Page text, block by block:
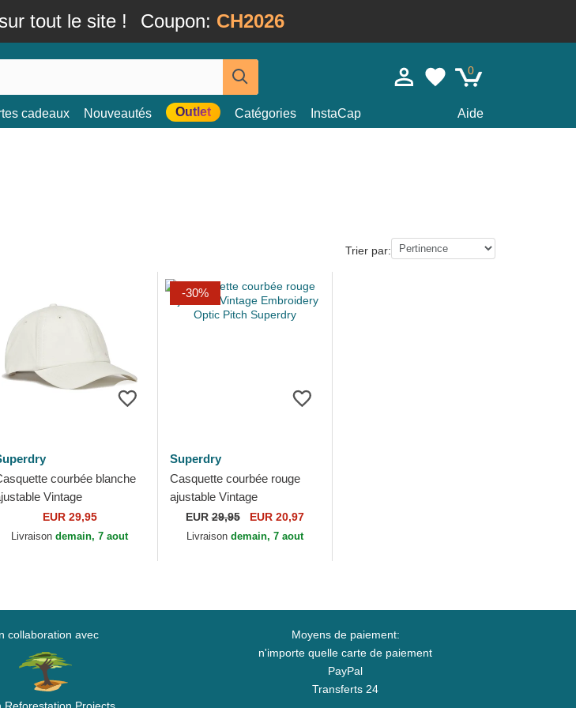
tout le site ! Coupon: CH2026
0
cadeaux Nouveautés Outlet Catégories InstaCap Aide
Trier par:
courbée blanche
Vintage
Embroidered White Superdry
EUR 29,95
Livraisondemain, 7 aout
-30%
Superdry
Casquette courbée rouge
ajustable Vintage
Embroidery Optic Pitch
Superdry
EUR29,95 EUR 20,97
Livraison demain, 7 aout
collaboration avec
Moyens de paiement:
n'importe quelle carte de paiement
PayPal
Transferts 24